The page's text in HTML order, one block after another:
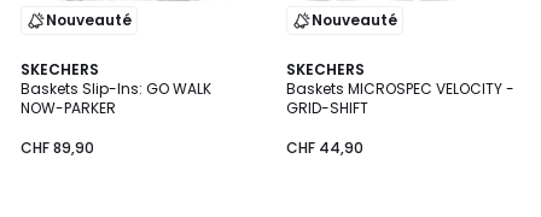
Nouveauté
SKECHERS
Baskets Slip-Ins: GO WALK
NOW-PARKER
CHF 89,90
Nouveauté
SKECHERS
Baskets MICROSPEC VELOCITY -
GRID-SHIFT
CHF 44,90